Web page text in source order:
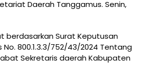
Daerah Tanggamus. Senin,
berdasarkan Surat Keputusan
800.1.3.3/752/43/2024 Tentang
Sekretaris daerah Kabupaten